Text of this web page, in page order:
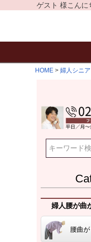
ゲスト 様こんに
HOME 婦人シニア
婦人腰が曲
腰曲